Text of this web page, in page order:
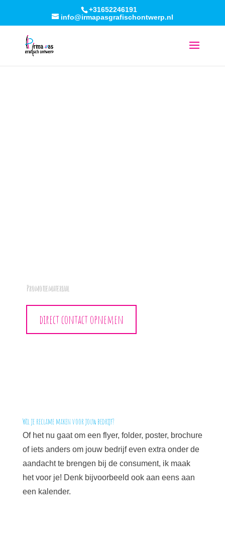
+31652246191
info@irmapasgrafischontwerp.nl
Promotiemateriaal
direct contact opnemen
Wil je reclame maken voor jouw bedrijf?
Of het nu gaat om een flyer, folder, poster, brochure
of iets anders om jouw bedrijf even extra onder de
aandacht te brengen bij de consument, ik maak
het voor je! Denk bijvoorbeeld ook aan eens aan
een kalender.